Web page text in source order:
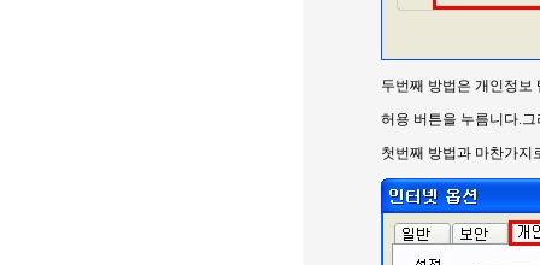
두번째 방법은 개인정보
허용 버튼을 누름니다.
첫번째 방법과 마찬가지